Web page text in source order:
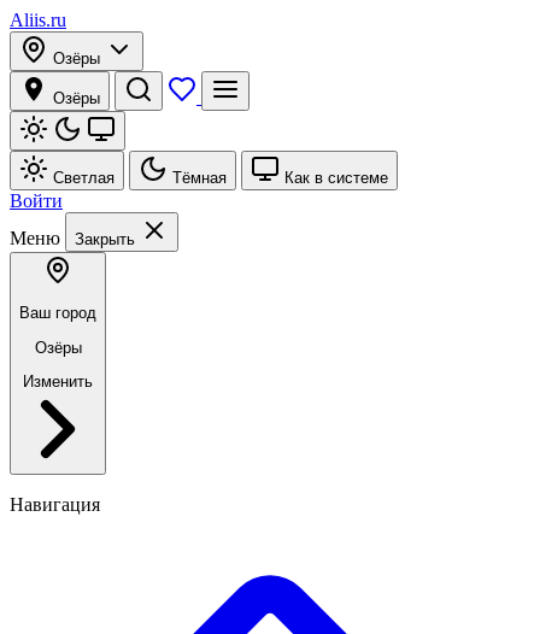
Aliis.ru
Озёры
Озёры
Светлая Тёмная Как в системе
Войти
Меню
Закрыть
Ваш город
Озёры
Изменить
Навигация